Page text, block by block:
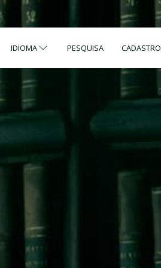
IDIOMA PESQUISA CADASTRO